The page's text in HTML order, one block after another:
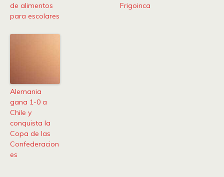
de alimentos
para escolares
Frigoinca
Alemania
gana 1-0 a
Chile y
conquista la
Copa de las
Confederacion
es